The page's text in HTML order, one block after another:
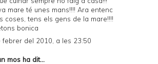
mare té unes mans!!!! Ara entenc
coses, tens els gens de la mare!!!!
bonica
febrer del 2010, a les 23:50
mos ha dit...